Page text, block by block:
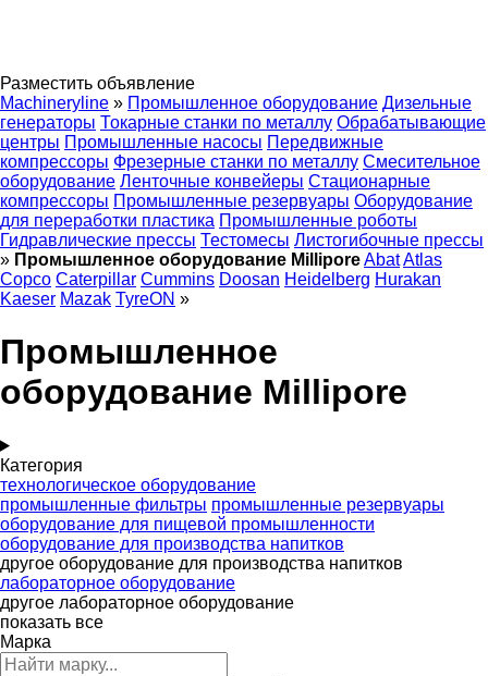
Разместить объявление
Machineryline » Промышленное оборудование Дизельные
генераторы Токарные станки по металлу Обрабатывающие
центры Промышленные насосы Передвижные
компрессоры Фрезерные станки по металлу Смесительное
оборудование Ленточные конвейеры Стационарные
компрессоры Промышленные резервуары Оборудование
для переработки пластика Промышленные роботы
Гидравлические прессы Тестомесы Листогибочные прессы
» Промышленное оборудование MilliporeAbatAtlas
Copco Caterpillar Cummins Doosan Heidelberg Hurakan
Kaeser Mazak TyreON »
Промышленное
оборудование Millipore
Категория
технологическое оборудование
промышленные фильтры промышленные резервуары
оборудование для пищевой промышленности
оборудование для производства напитков
другое оборудование для производства напитков
лабораторное оборудование
другое лабораторное оборудование
показать все
Марка